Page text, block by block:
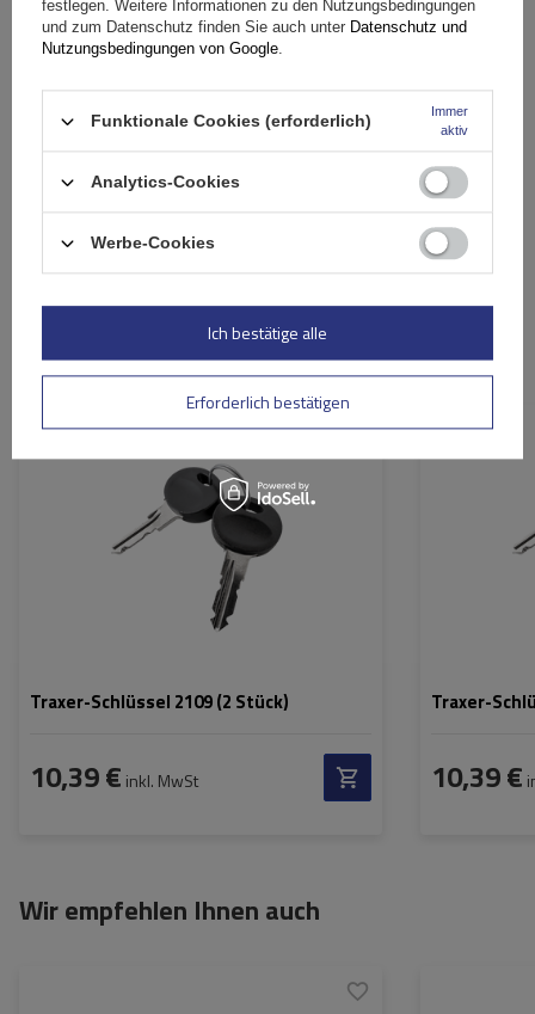
Ähnliche Produkte
Traxer-Schlüssel 2109 (2 Stück)
10,39 € inkl. MwSt
Traxer-
10,39 €
Wir empfehlen Ihnen auch
festlegen. Weitere Informationen zu den Nutzungsbedingungen
und zum Datenschutz finden Sie auch unter Datenschutz und
Nutzungsbedingungen von Google.
Funktionale Cookies (erforderlich)
Immer
aktiv
Analytics-Cookies
Werbe-Cookies
Erforderlich bestätigen
Ich bestätige alle